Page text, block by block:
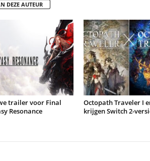
DEZE AUTEUR
trailer voor Final
Resonance
Octopath Traveler I
krijgen Switch 2-